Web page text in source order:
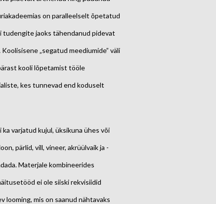
on paralleelselt õpetatud
tudengite jaoks tähendanud pidevat
„segatud meediumide” väli
kooli lõpetamist tööle
kes tunnevad end koduselt
varjatud kujul, üksikuna ühes või
pärlid, vill, vineer, akrüülvaik ja -
Materjale kombineerides
ei ole siiski rekvisiidid
mis on saanud nähtavaks